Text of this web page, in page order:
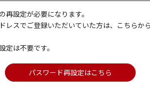
設定が必要になります。
レスでご登録いただいていた方は、こちらか
は不要です。
パスワード再設定はこちら